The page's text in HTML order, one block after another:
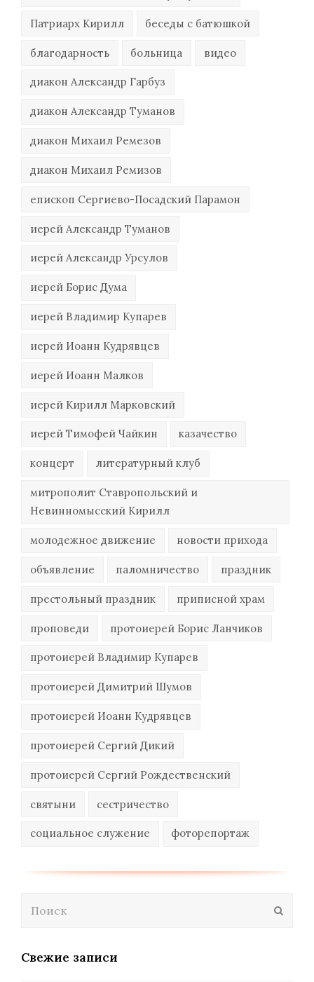
Патриарх Кирилл беседы с батюшкой
благодарность больница видео
диакон Александр Гарбуз
диакон Александр Туманов
диакон Михаил Ремезов
диакон Михаил Ремизов
епископ Сергиево-Посадский Парамон
иерей Александр Туманов
иерей Александр Урсулов
иерей Борис Дума
иерей Владимир Купарев
иерей Иоанн Кудрявцев
иерей Иоанн Малков
иерей Кирилл Марковский
иерей Тимофей Чайкин казачество
концерт литературный клуб
митрополит Ставропольский и
Невинномысский Кирилл
молодежное движение новости прихода
объявление паломничество праздник
престольный праздник приписной храм
проповеди протоиерей Борис Ланчиков
протоиерей Владимир Купарев
протоиерей Димитрий Шумов
протоиерей Иоанн Кудрявцев
протоиерей Сергий Дикий
протоиерей Сергий Рождественский
святыни сестричество
социальное служение фоторепортаж
Свежие записи